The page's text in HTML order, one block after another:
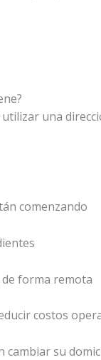
una
comenzando
forma remota
costos
cambiar su